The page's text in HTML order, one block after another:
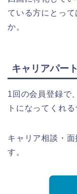
ている方にとっ
か。
キャリアパー
1回の会員登録で
トになってくれる
キャリア相談・
す。